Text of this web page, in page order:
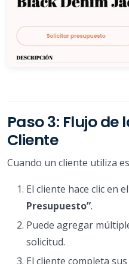
Paso 3: Flujo de
Cliente
Cuando un cliente utiliza
El cliente hace clic en
Presupuesto”.
Puede agregar
solicitud.
El cliente completa